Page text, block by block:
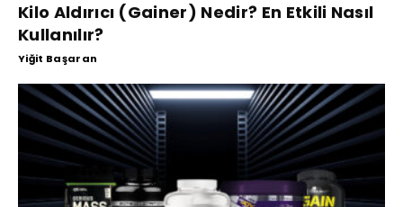
Kilo Aldırıcı (Gainer) Nedir? En Etkili Nasıl
Kullanılır?
Yiğit Başaran